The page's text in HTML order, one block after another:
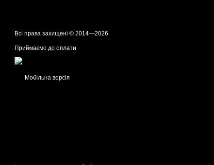
Всі права захищені © 2014—2026
Приймаємо до оплати
Мобільна версія